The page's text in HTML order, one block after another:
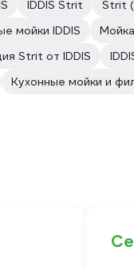
IDDIS Strit
Strit
мойки IDDIS
Strit от IDDIS
Кухонные мойки и